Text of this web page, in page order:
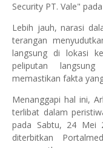
Security PT. Vale"
Lebih jauh, narasi
terangan
langsung di lokasi
peliputan
memastikan fakta
Menanggapi hal ini,
terlibat dalam
pada Sabtu, 24 Mei
diterbitkan